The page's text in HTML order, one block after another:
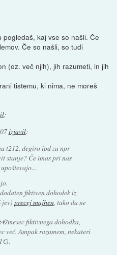
kaj vse so našli. Če
Če so našli, so tudi
(oz. več njih), jih razumeti, in jih
tistemu, ki nima, ne moreš
:
izjavil:
t212, degiro ipd za npr
stanje? Če imas pri nas
fiktiven dohodek iz
jev) precej majhen, tako da ne
mesec fiktivnega dohodka,
več. Ampak razumem, nekateri